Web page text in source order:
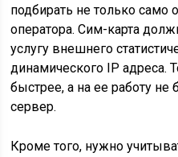
подбирать не только само
оператора. Сим-карта
услугу внешнего
динамического IP адреса.
быстрее, а на ее работу не
сервер.
Кроме того, нужно